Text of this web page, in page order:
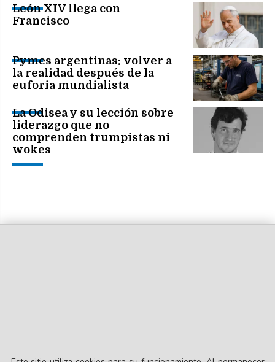
León XIV llega con
Francisco
Pymes argentinas: volver a
la realidad después de la
euforia mundialista
La Odisea y su lección sobre
liderazgo que no
comprenden trumpistas ni
wokes